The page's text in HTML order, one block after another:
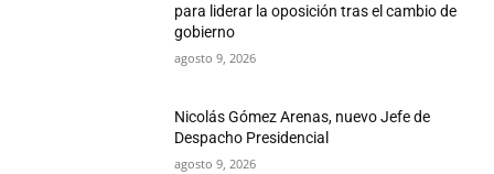
para liderar la oposición tras el cambio de
gobierno
agosto 9, 2026
Nicolás Gómez Arenas, nuevo Jefe de
Despacho Presidencial
agosto 9, 2026